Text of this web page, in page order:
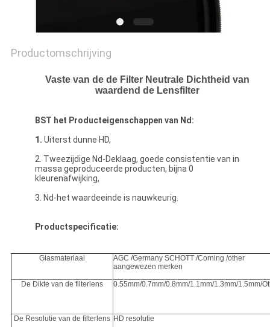
Productomschrijving
Vaste van de de Filter Neutrale Dichtheid van
waardend de Lensfilter
BST het Producteigenschappen van Nd:
1. Uiterst dunne HD,
2. Tweezijdige Nd-Deklaag, goede consistentie van in
massa geproduceerde producten, bijna 0
kleurenafwijking,
3. Nd-het waardeeinde is nauwkeurig.
Productspecificatie:
Glasmateriaal
AGC /Germany SCHOTT /Corning /other
aangewezen merken
De Dikte van de filterlens 0.55mm/0.7mm/0.8mm/1.1mm/1.3mm/1.5mm/
De Resolutie van de filterlens HD resolutie